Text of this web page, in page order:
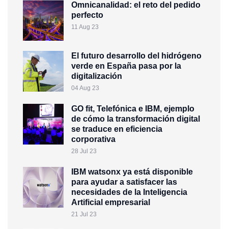
Omnicanalidad: el reto del pedido
perfecto
11 Aug 23
El futuro desarrollo del hidrógeno
verde en España pasa por la
digitalización
04 Aug 23
GO fit, Telefónica e IBM, ejemplo
de cómo la transformación digital
se traduce en eficiencia
corporativa
28 Jul 23
IBM watsonx ya está disponible
para ayudar a satisfacer las
necesidades de la Inteligencia
Artificial empresarial
21 Jul 23